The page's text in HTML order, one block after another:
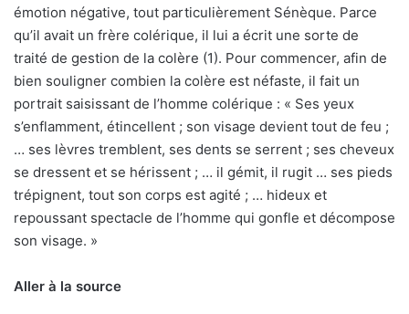
émotion négative, tout particulièrement Sénèque. Parce
qu’il avait un frère colérique, il lui a écrit une sorte de
traité de gestion de la colère (1). Pour commencer, afin de
bien souligner combien la colère est néfaste, il fait un
portrait saisissant de l’homme colérique : « Ses yeux
s’enflamment, étincellent ; son visage devient tout de feu ;
… ses lèvres tremblent, ses dents se serrent ; ses cheveux
se dressent et se hérissent ; … il gémit, il rugit … ses pieds
trépignent, tout son corps est agité ; … hideux et
repoussant spectacle de l’homme qui gonfle et décompose
son visage. »
Aller à la source